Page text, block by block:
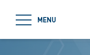
MENU